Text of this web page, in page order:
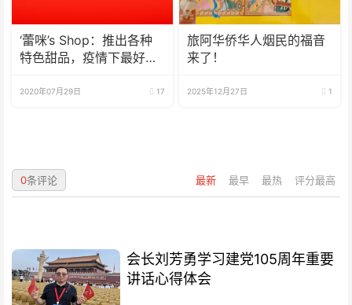
‘蕾咪’s Shop：推出各种
特色甜品，疫情下最好的
2020年07月29日 17
旅阿华侨华人烟民的福音
来了！
2025年12月27日 1
最新 最早 最热 评分最高
0条评论
会长刘芳勇学习建党105周年重要
讲话心得体会